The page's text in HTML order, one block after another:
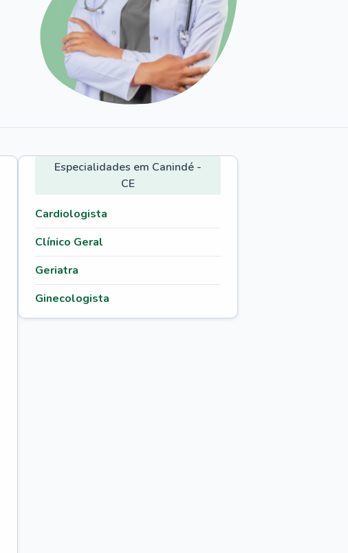
Especialidades em Canindé -
CE
Cardiologista
Clínico Geral
Geriatra
Ginecologista